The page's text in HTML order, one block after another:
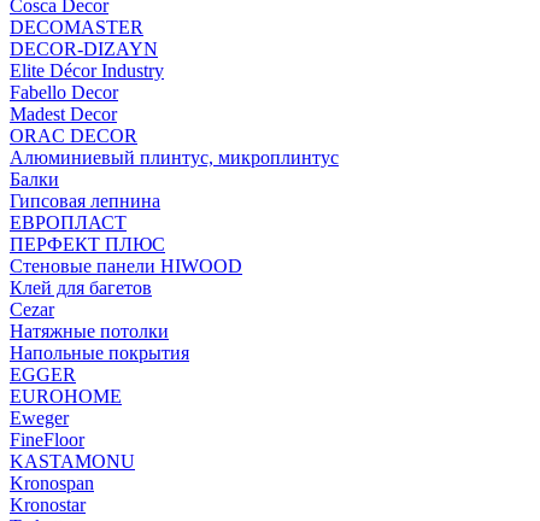
Cosca Decor
DECOMASTER
DECOR-DIZAYN
Elite Décor Industry
Fabello Decor
Madest Decor
ORAC DECOR
Алюминиевый плинтус, микроплинтус
Балки
Гипсовая лепнина
ЕВРОПЛАСТ
ПЕРФЕКТ ПЛЮС
Стеновые панели HIWOOD
Клей для багетов
Cezar
Натяжные потолки
Напольные покрытия
EGGER
EUROHOME
Eweger
FineFloor
KASTAMONU
Kronospan
Kronostar